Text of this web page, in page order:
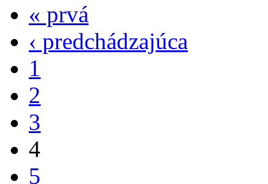
« prvá
‹ predchádzajúca
1
2
3
4
5